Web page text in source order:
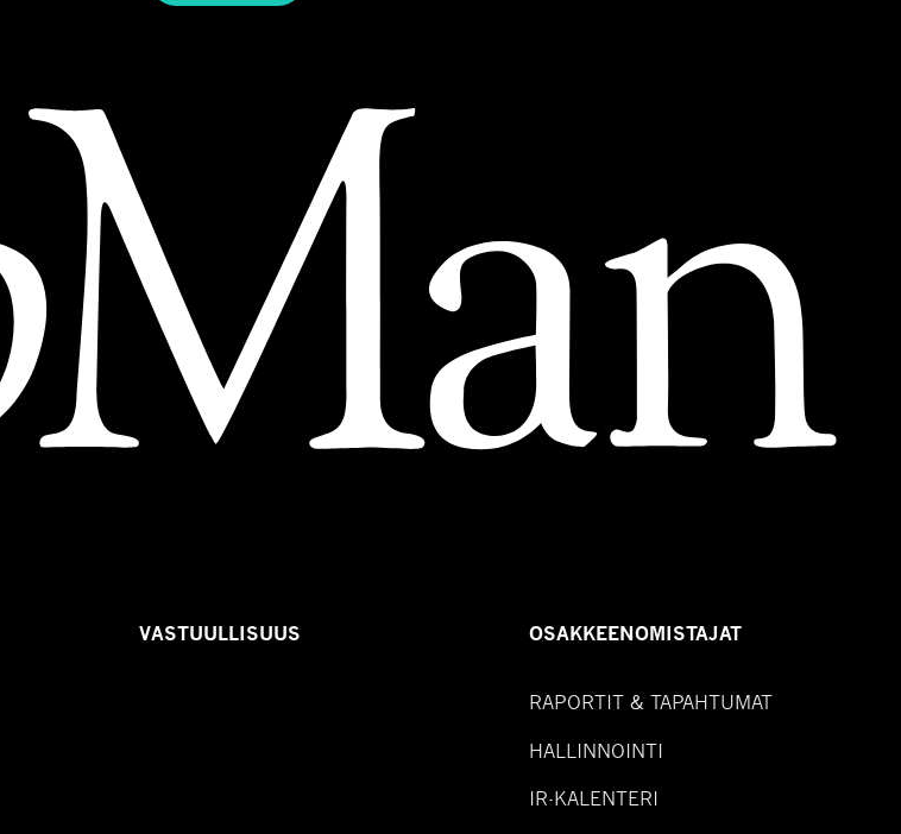
VASTUULLISUUS OSAKKEENOMISTAJAT
RAPORTIT & TAPAHTUMAT
HALLINNOINTI
IR-KALENTERI